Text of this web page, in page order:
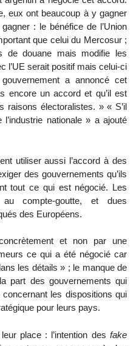
eux ont beaucoup à y gagner
: le bénéfice de l’Union
que celui du Mercosur ;
de douane mais modifie les
l’UE serait positif mais celui-ci
a annoncé cet
encore un accord et qu’il est
raisons électoralistes. » « S’il
l’industrie nationale » a ajouté
utiliser aussi l’accord à des
des gouvernements qu’ils
tout ce qui est négocié. Les
compte-goutte, et dues
des Européens.
et non par une
ce qui a été négocié car
les détails » ; le manque de
part des gouvernements qui
les dispositions qui
pour leurs pays.
place : l’intention des fake